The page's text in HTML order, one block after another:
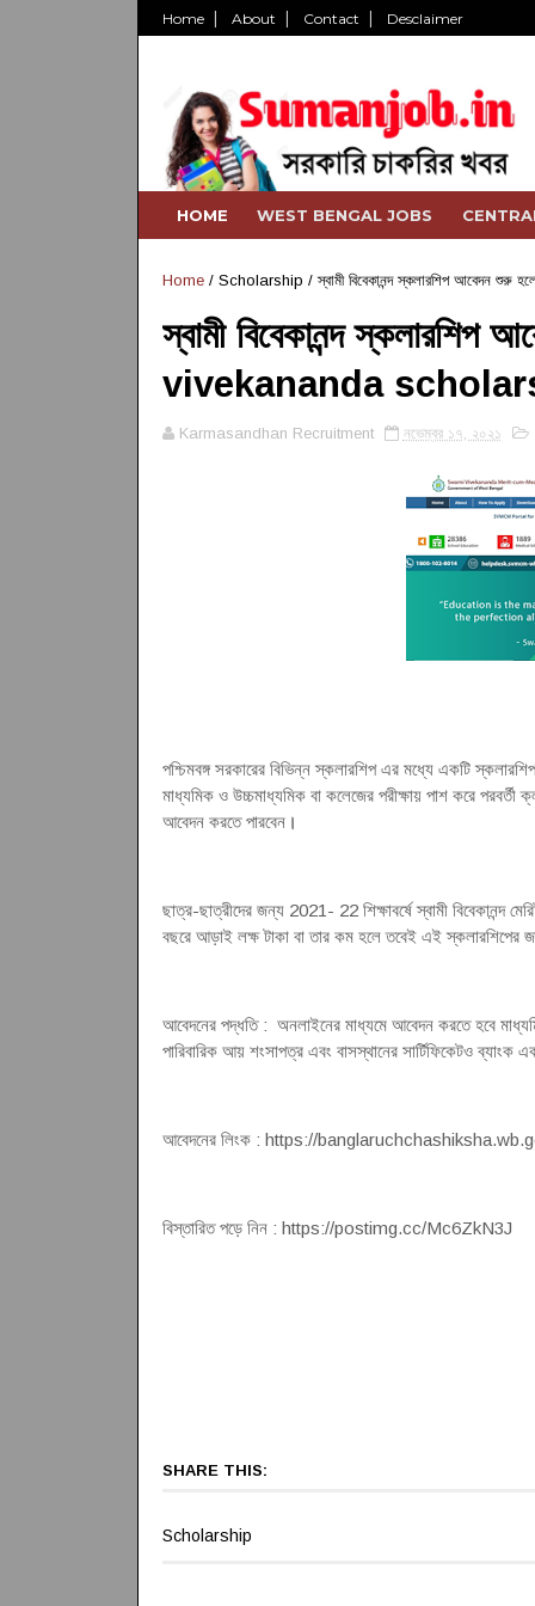
Home About Contact Desclaimer
HOME WEST BENGAL JOBS
Home/ Scholarship /স্বামী বিবেকানন্দ স্কলারশিপ
স্বামী বিবেকানন্দ
vivekananda
Karmasandhan Recruitment নভেম্বর ১৭, ২০২১
পশ্চিমবঙ্গ সরকারের বিভিন্ন স্কলারশিপ এর মধ্যে একটি
মাধ্যমিক ও উচ্চমাধ্যমিক বা কলেজের পরীক্ষায় পাশ করে পরবর্তী
আবেদন করতে পারবেন।
ছাত্র-ছাত্রীদের জন্য 2021- 22 শিক্ষাবর্ষে স্বামী বিবেকানন্দ
বছরে আড়াই লক্ষ টাকা বা তার কম হলে তবেই এই স্কলারশিপের
আবেদনের পদ্ধতি : অনলাইনের মাধ্যমে আবেদন করতে হবে
পারিবারিক আয় শংসাপত্র এবং বাসস্থানের সার্টিফিকেটও
আবেদনের লিংক : https://
বিস্তারিত পড়ে নিন : https://postimg.cc/Mc6ZkN3J
SHARE THIS:
Scholarship